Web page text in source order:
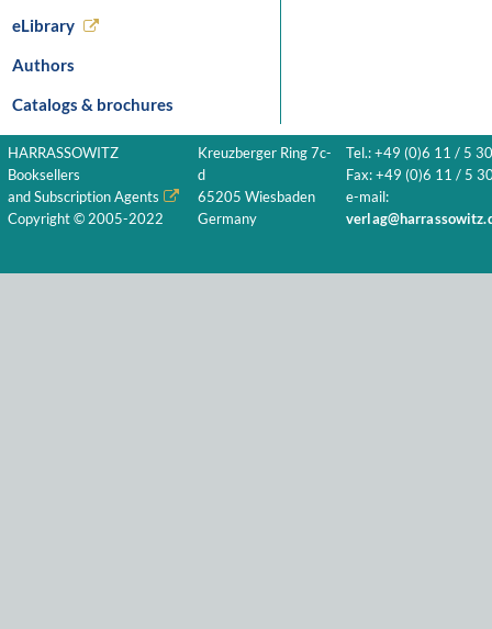
eLibrary
Authors
Catalogs & brochures
HARRASSOWITZ
Booksellers
and Subscription Agents
Copyright © 2005-2022
Kreuzberger Ring 7c-
d
65205 Wiesbaden
Germany
Tel.: +49 (0)6 11 / 5
Fax: +49 (0)6 11 / 5
e-mail: